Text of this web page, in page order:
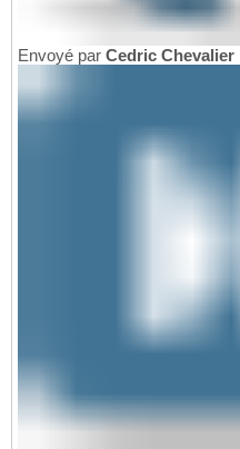
Envoyé par Cedric Chevalier